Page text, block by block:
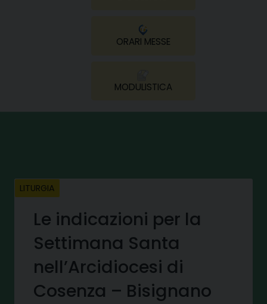
ORARI MESSE
MODULISTICA
LITURGIA
Le indicazioni per la
Settimana Santa
nell’Arcidiocesi di
Cosenza – Bisignano